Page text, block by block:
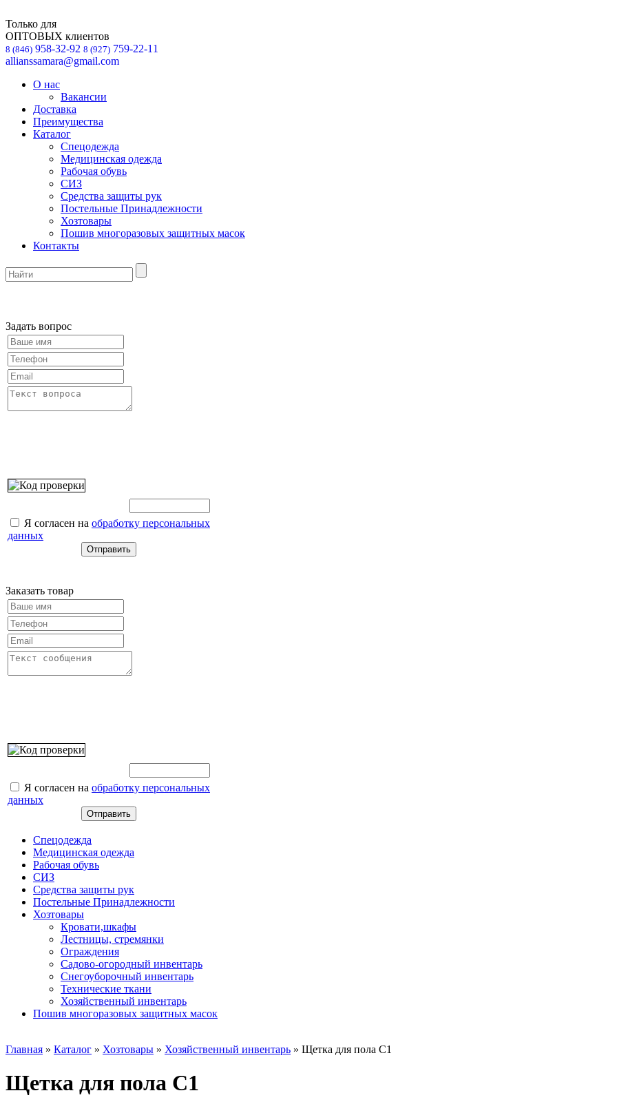
Только для
ОПТОВЫХ клиентов
8 (846) 958-32-92 8 (927) 759-22-11
allianssamara@gmail.com
О нас
Вакансии
Доставка
Преимущества
Каталог
Спецодежда
Медицинская одежда
Рабочая обувь
СИЗ
Средства защиты рук
Постельные Принадлежности
Хозтовары
Пошив многоразовых защитных масок
Контакты
Задать вопрос
Я согласен на обработку персональных
данных
Заказать товар
Я согласен на обработку персональных
данных
Спецодежда
Медицинская одежда
Рабочая обувь
СИЗ
Средства защиты рук
Постельные Принадлежности
Хозтовары
Кровати,шкафы
Лестницы, стремянки
Ограждения
Садово-огородный инвентарь
Снегоуборочный инвентарь
Технические ткани
Хозяйственный инвентарь
Пошив многоразовых защитных масок
Главная » Каталог » Хозтовары » Хозяйственный инвентарь » Щетка для пола С1
Щетка для пола С1